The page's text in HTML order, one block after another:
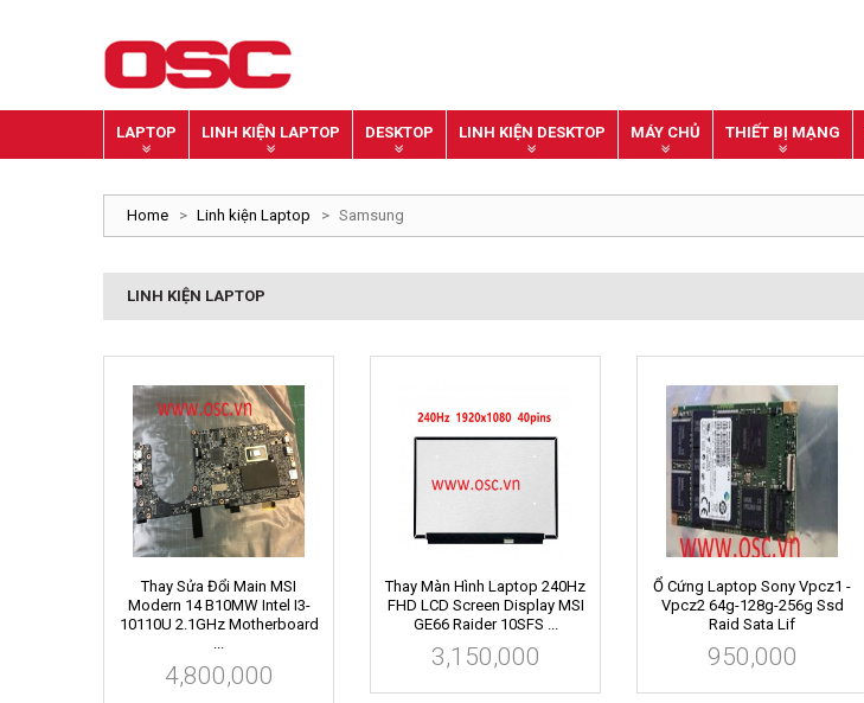
LAPTOP LINH KIỆN LAPTOP DESKTOP LINH KIỆN DESKTOP MÁY CHỦ THIẾT BỊ MẠNG
Home > Linh kiện Laptop > Samsung
LINH KIỆN LAPTOP
Thay Sửa Đổi Main MSI
Modern 14 B10MW Intel I3-
10110U 2.1GHz Motherboard
...
4,800,000
Thay Màn Hình Laptop 240Hz
FHD LCD Screen Display MSI
GE66 Raider 10SFS ...
3,150,000
Ổ Cứng Laptop Sony Vpcz1 -
Vpcz2 64g-128g-256g Ssd
Raid Sata Lif
950,000